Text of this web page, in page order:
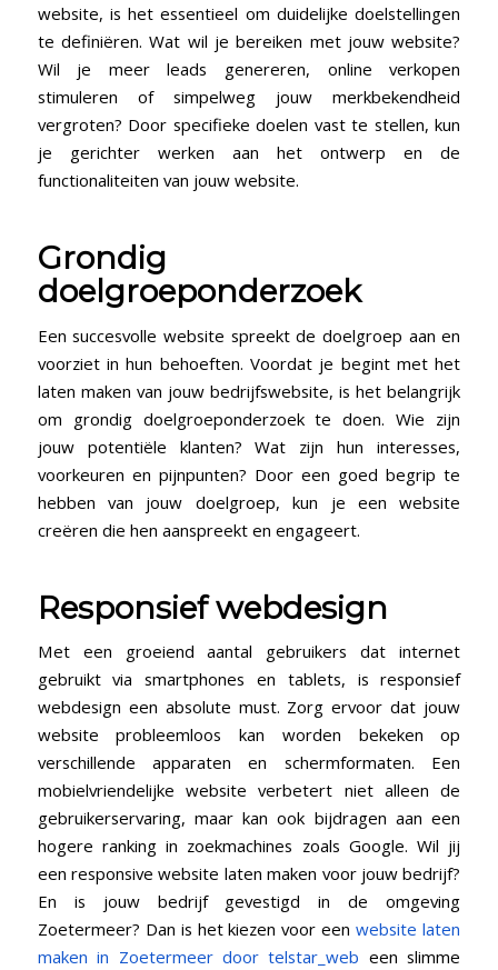
website, is het essentieel om duidelijke doelstellingen
te definiëren. Wat wil je bereiken met jouw website?
Wil je meer leads genereren, online verkopen
stimuleren of simpelweg jouw merkbekendheid
vergroten? Door specifieke doelen vast te stellen, kun
je gerichter werken aan het ontwerp en de
functionaliteiten van jouw website.
Grondig
doelgroeponderzoek
Een succesvolle website spreekt de doelgroep aan en
voorziet in hun behoeften. Voordat je begint met het
laten maken van jouw bedrijfswebsite, is het belangrijk
om grondig doelgroeponderzoek te doen. Wie zijn
jouw potentiële klanten? Wat zijn hun interesses,
voorkeuren en pijnpunten? Door een goed begrip te
hebben van jouw doelgroep, kun je een website
creëren die hen aanspreekt en engageert.
Responsief webdesign
Met een groeiend aantal gebruikers dat internet
gebruikt via smartphones en tablets, is responsief
webdesign een absolute must. Zorg ervoor dat jouw
website probleemloos kan worden bekeken op
verschillende apparaten en schermformaten. Een
mobielvriendelijke website verbetert niet alleen de
gebruikerservaring, maar kan ook bijdragen aan een
hogere ranking in zoekmachines zoals Google. Wil jij
een responsive website laten maken voor jouw bedrijf?
En is jouw bedrijf gevestigd in de omgeving
Zoetermeer? Dan is het kiezen voor eenwebsite laten
maken in Zoetermeer door telstar_web een slimme